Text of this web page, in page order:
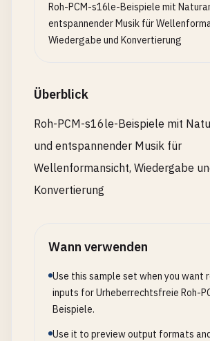
Roh-PCM-s16le-Beispiele mit
entspannender Musik für
Wiedergabe und Konvertierung
Überblick
Roh-PCM-s16le-Beispiele mit
und entspannender Musik für
Wellenformansicht, Wiedergabe
Konvertierung
Wann verwenden
Use this sample set when you want
inputs for Urheberrechtsfreie Roh-
Beispiele.
Use it to preview output formats